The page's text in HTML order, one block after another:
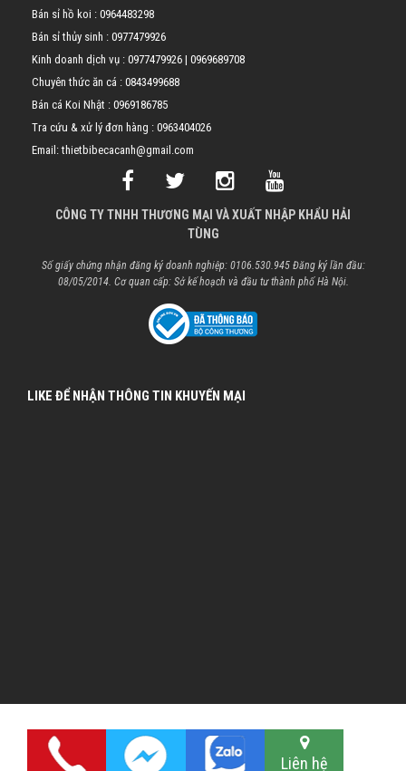
Bán sỉ hồ koi : 0964483298
Bán sỉ thủy sinh : 0977479926
Kinh doanh dịch vụ : 0977479926 | 0969689708
Chuyên thức ăn cá : 0843499688
Bán cá Koi Nhật : 0969186785
Tra cứu & xử lý đơn hàng : 0963404026
Email: thietbibecacanh@gmail.com
CÔNG TY TNHH THƯƠNG MẠI VÀ XUẤT NHẬP KHẨU HẢI
TÙNG
Số giấy chứng nhận đăng ký doanh nghiệp: 0106.530.945 Đăng ký lần đầu:
08/05/2014. Cơ quan cấp: Sở kế hoạch và đầu tư thành phố Hà Nội.
LIKE ĐỂ NHẬN THÔNG TIN KHUYẾN MẠI
Liên hệ